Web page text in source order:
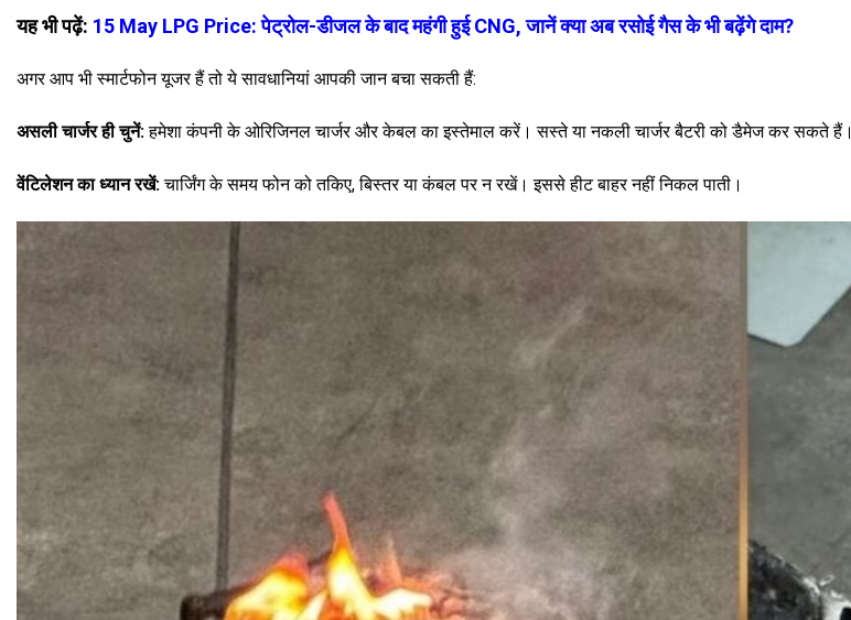
यह भी पढ़ें: 15 May LPG Price: पेट्रोल-डीजल के बाद महंगी हुई CNG, जानें क्या अब रसोई गैस के भी बढ़ेंगे दाम?
अगर आप भी स्मार्टफोन यूजर हैं तो ये सावधानियां आपकी जान बचा सकती हैं:
असली चार्जर ही चुनें:हमेशा कंपनी के ओरिजिनल चार्जर और केबल का इस्तेमाल करें। सस्ते या नकली चार्जर बैटरी को डैमेज कर सकते हैं।
वेंटिलेशन का ध्यान रखें:चार्जिंग के समय फोन को तकिए, बिस्तर या कंबल पर न रखें। इससे हीट बाहर नहीं निकल पाती।